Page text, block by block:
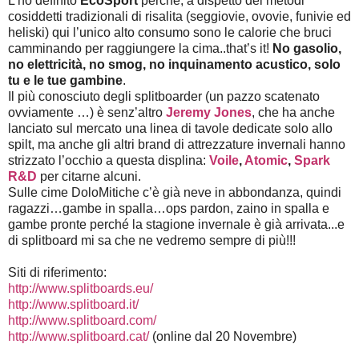
cosiddetti tradizionali di risalita (seggiovie, ovovie, funivie ed
heliski) qui l’unico alto consumo sono le calorie che bruci
camminando per raggiungere la cima..that’s it! No gasolio,
no elettricità, no smog, no inquinamento acustico, solo
tu e le tue gambine.
Il più conosciuto degli splitboarder (un pazzo scatenato
ovviamente …) è senz’altro Jeremy Jones, che ha anche
lanciato sul mercato una linea di tavole dedicate solo allo
spilt, ma anche gli altri brand di attrezzature invernali hanno
strizzato l’occhio a questa displina: Voile, Atomic, Spark
R&D per citarne alcuni.
Sulle cime DoloMitiche c’è già neve in abbondanza, quindi
ragazzi…gambe in spalla…ops pardon, zaino in spalla e
gambe pronte perché la stagione invernale è già arrivata...e
di splitboard mi sa che ne vedremo sempre di più!!!
Siti di riferimento:
http://www.splitboards.eu/
http://www.splitboard.it/
http://www.splitboard.com/
http://www.splitboard.cat/(online dal 20 Novembre)